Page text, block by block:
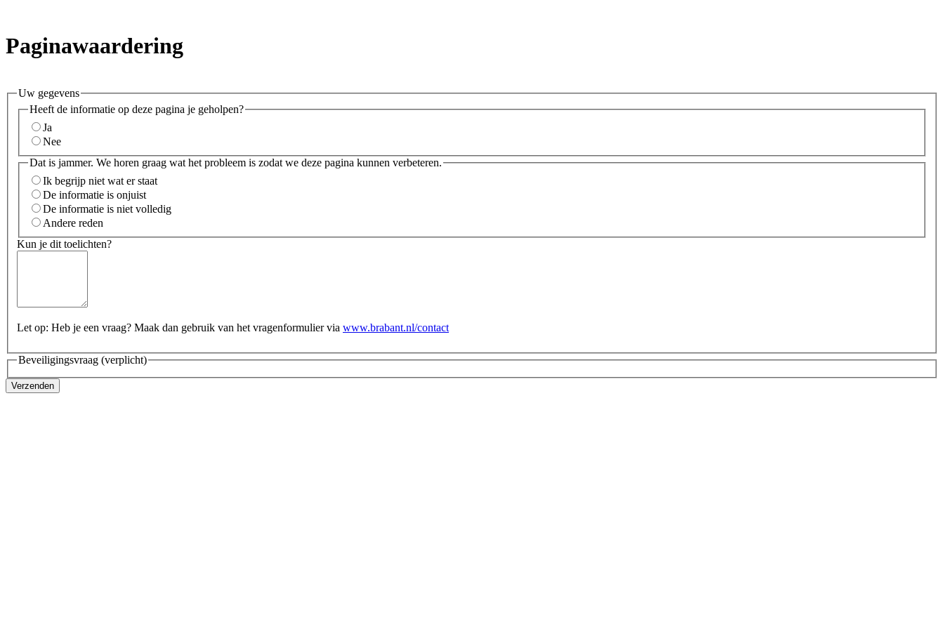
Paginawaardering
Uw gegevens
Heeft de informatie op deze pagina je geholpen?
Ja
Nee
Dat is jammer. We horen graag wat het probleem is zodat we deze pagina kunnen verbeteren.
Ik begrijp niet wat er staat
De informatie is onjuist
De informatie is niet volledig
Andere reden
Kun je dit toelichten?
Let op: Heb je een vraag? Maak dan gebruik van het vragenformulier via www.brabant.nl/contact
Beveiligingsvraag (verplicht)
Verzenden